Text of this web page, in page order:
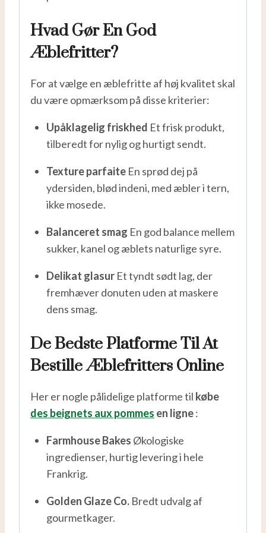
Hvad Gør En God
Æblefritter?
For at vælge en æblefritte af høj kvalitet skal
du være opmærksom på disse kriterier:
Upåklagelig friskhed Et frisk produkt,
tilberedt for nylig og hurtigt sendt.
Texture parfaite En sprød dej på
ydersiden, blød indeni, med æbler i tern,
ikke mosede.
Balanceret smag En god balance mellem
sukker, kanel og æblets naturlige syre.
Delikat glasur Et tyndt sødt lag, der
fremhæver donuten uden at maskere
dens smag.
De Bedste Platforme Til At
Bestille Æblefritters Online
Her er nogle pålidelige platforme til købe
des beignets aux pommes en ligne:
Farmhouse Bakes Økologiske
ingredienser, hurtig levering i hele
Frankrig.
Golden Glaze Co. Bredt udvalg af
gourmetkager.